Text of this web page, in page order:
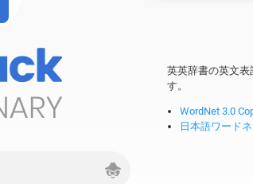
英英辞書の英文表
す。
WordNet 3.0
日本語ワード